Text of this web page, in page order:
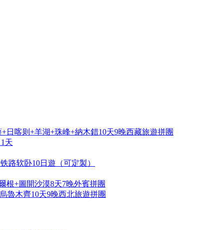
喀则+羊湖+珠峰+納木錯10天9晚西藏旅遊拼團
天
路软卧10日遊（可定製）
根+圖開沙漠8天7晚外賓拼團
魯木齊10天9晚西北旅遊拼團